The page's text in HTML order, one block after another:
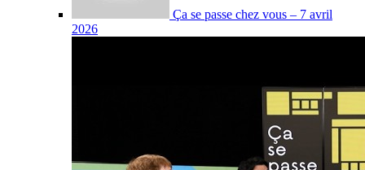
Ça se passe chez vous – 7 avril
2026